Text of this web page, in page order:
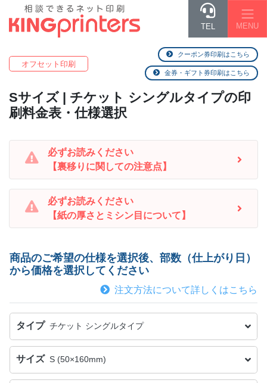
TEL MENU
オフセット印刷
Sサイズ | チケット シングルタイプの印
刷料金表・仕様選択
クーポン券印刷はこちら
金券・ギフト券印刷はこちら
必ずお読みください
【裏移りに関しての注意点】
必ずお読みください
【紙の厚さとミシン目について】
商品のご希望の仕様を選択後、部数（仕上がり日）
から価格を選択してください
注文方法について詳しくはこちら
タイプ チケット シングルタイプ
サイズ S (50×160mm)